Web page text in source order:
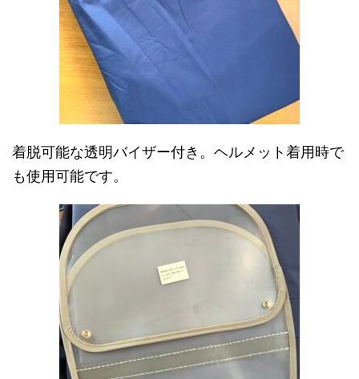
着脱可能な透明バイザー付き。ヘルメット着用時で
も使用可能です。